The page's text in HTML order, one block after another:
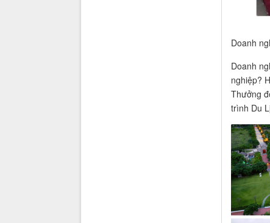
Doanh
Doanh
nghiệp?
Thưởng
trình Du